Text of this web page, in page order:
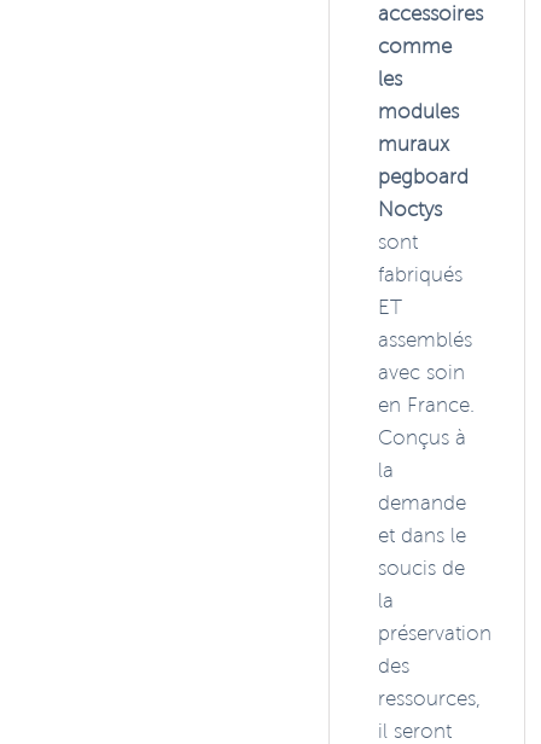
accessoires
comme
les
modules
muraux
pegboard
Noctys
sont
fabriqués
ET
assemblés
avec soin
en France.
Conçus à
la
demande
et dans le
soucis de
la
préservation
des
ressources,
il seront